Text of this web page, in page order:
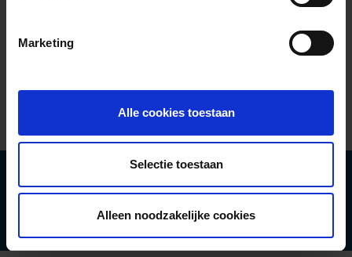
Marketing
Alle cookies toestaan
Selectie toestaan
Alleen noodzakelijke cookies
Wettelijke informatie
Applicatie IT